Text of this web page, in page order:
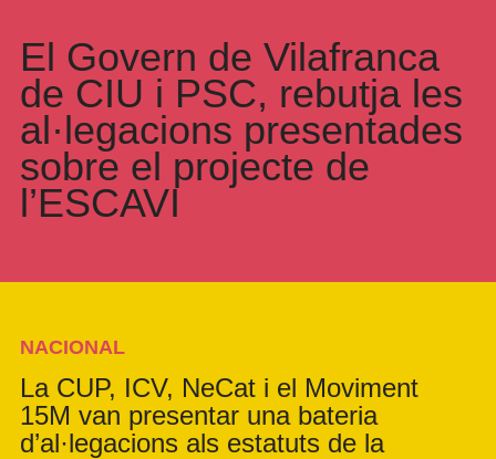
El Govern de Vilafranca
de CIU i PSC, rebutja les
al·legacions presentades
sobre el projecte de
l’ESCAVI
NACIONAL
La CUP, ICV, NeCat i el Moviment
15M van presentar una bateria
d’al·legacions als estatuts de la